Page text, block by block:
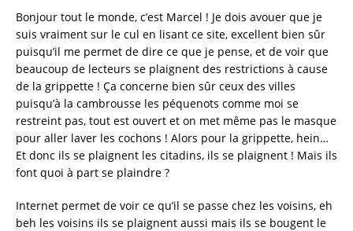
Bonjour tout le monde, c’est Marcel ! Je dois avouer que je
suis vraiment sur le cul en lisant ce site, excellent bien sûr
puisqu’il me permet de dire ce que je pense, et de voir que
beaucoup de lecteurs se plaignent des restrictions à cause
de la grippette ! Ça concerne bien sûr ceux des villes
puisqu’à la cambrousse les péquenots comme moi se
restreint pas, tout est ouvert et on met même pas le masque
pour aller laver les cochons ! Alors pour la grippette, hein…
Et donc ils se plaignent les citadins, ils se plaignent ! Mais ils
font quoi à part se plaindre ?
Internet permet de voir ce qu’il se passe chez les voisins, eh
beh les voisins ils se plaignent aussi mais ils se bougent le